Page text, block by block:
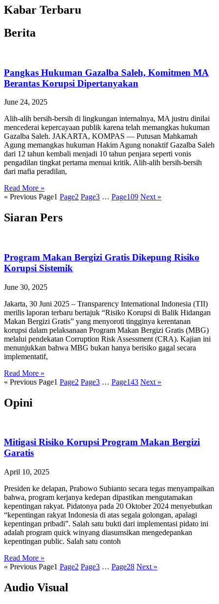
Kabar Terbaru
Berita
Pangkas Hukuman Gazalba Saleh, Komitmen MA
Berantas Korupsi Dipertanyakan
June 24, 2025
Alih-alih bersih-bersih di lingkungan internalnya, MA justru dinilai
mencederai kepercayaan publik karena telah memangkas hukuman
Gazalba Saleh. JAKARTA, KOMPAS — Putusan Mahkamah
Agung memangkas hukuman Hakim Agung nonaktif Gazalba Saleh
dari 12 tahun kembali menjadi 10 tahun penjara seperti vonis
pengadilan tingkat pertama menuai kritik. Alih-alih bersih-bersih
dari mafia peradilan,
Read More »
« Previous Page1 Page2 Page3 … Page109 Next »
Siaran Pers
Program Makan Bergizi Gratis Dikepung Risiko
Korupsi Sistemik
June 30, 2025
Jakarta, 30 Juni 2025 – Transparency International Indonesia (TII)
merilis laporan terbaru bertajuk “Risiko Korupsi di Balik Hidangan
Makan Bergizi Gratis” yang menyoroti tingginya kerentanan
korupsi dalam pelaksanaan Program Makan Bergizi Gratis (MBG)
melalui pendekatan Corruption Risk Assessment (CRA). Kajian ini
menunjukkan bahwa MBG bukan hanya berisiko gagal secara
implementatif,
Read More »
« Previous Page1 Page2 Page3 … Page143 Next »
Opini
Mitigasi Risiko Korupsi Program Makan Bergizi
Garatis
April 10, 2025
Presiden ke delapan, Prabowo Subianto secara tegas menyampaikan
bahwa, program kerjanya kedepan dipastikan mengutamakan
kepentingan rakyat. Pidatonya pada 20 Oktober 2024 menyebutkan
“kepentingan rakyat Indonesia di atas segala golongan, apalagi
kepentingan pribadi”. Salah satu bukti dari implementasi pidato ini
adalah program quick winyang diasumsikan mengedepankan
kepentingan public. Salah satu contoh
Read More »
« Previous Page1 Page2 Page3 … Page28 Next »
Audio Visual